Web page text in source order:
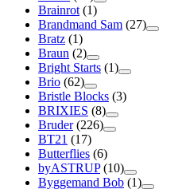
Brainrot (1)
Brandmand Sam (27)
Bratz (1)
Braun (2)
Bright Starts (1)
Brio (62)
Bristle Blocks (3)
BRIXIES (8)
Bruder (226)
BT21 (17)
Butterflies (6)
byASTRUP (10)
Byggemand Bob (1)